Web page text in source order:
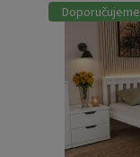
Doporučujeme